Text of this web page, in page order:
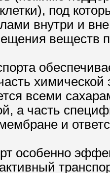
под
внутри и
веществ
всеми
а часть
и
особенно